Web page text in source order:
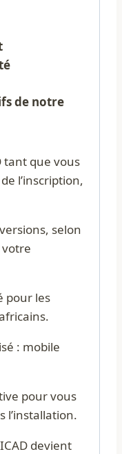
de notre
tant que vous
l’inscription,
selon
pour les
: mobile
pour vous
l’installation.
devient